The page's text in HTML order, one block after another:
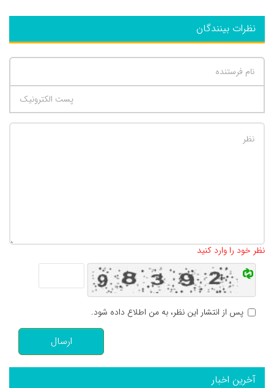
نظرات بینندگان
نظر خود را وارد کنید
پس از انتشار این نظر، به من اطلاع داده شود.
ارسال
آخرین اخبار